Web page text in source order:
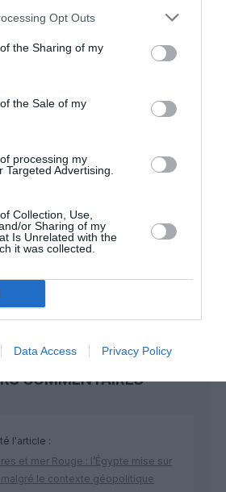
Opt Outs
the Sharing of my
the Sale of my
processing my
Targeted Advertising.
Collection, Use,
or Sharing of my
Is Unrelated with the
it was collected.
Data Access Privacy Policy
UN DON
Journal participez
à son
NOUS SOUTENIR
COMMENTAIRES
l'article :
et mer Rouge : l’Égypte mise sur
le contexte géopolitique